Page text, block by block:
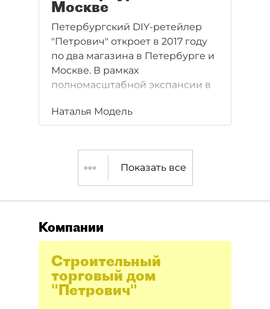
Москве
Петербургский DIY-ретейлер
"Петрович" откроет в 2017 году
по два магазина в Петербурге и
Москве. В рамках
полномасштабной экспансии в
рассматривает возможность до
2020 года построить завод в
петербургским предприятием.
Наталья Модель
Показать все
Компании
Строительный
торговый дом
"Петрович"